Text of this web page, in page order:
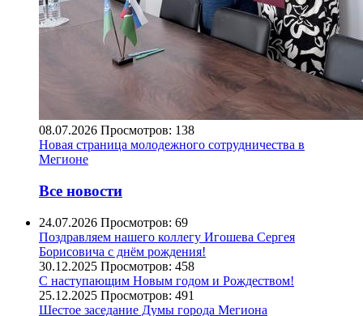
08.07.2026 Просмотров: 138
Новая страница молодежного сотрудничества в
Мегионе
Все новости
24.07.2026 Просмотров: 69
Поздравляем нашего коллегу Игошева Сергея
Борисовича с днём рождения!
30.12.2025 Просмотров: 458
С наступающим Новым годом и Рождеством!
25.12.2025 Просмотров: 491
Шестое заседание Думы города Мегиона